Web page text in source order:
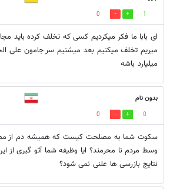
1
0
ای بابا ما فکر میکردیم کسی که تخلف کرده باید
میلیارد باشه
بدون نام
0
0
سکوت شما به مصلحت کیست که همیشه دم از
وسط مردم نا محرمند؟ ایا وظیفه شما آتو گیری از
نتایج بازرسی ها علنی نمی شود؟